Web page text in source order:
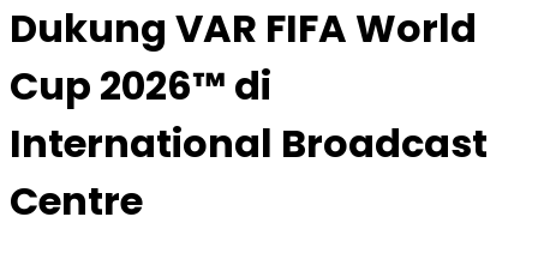
Dukung VAR FIFA World
Cup 2026™ di
International Broadcast
Centre